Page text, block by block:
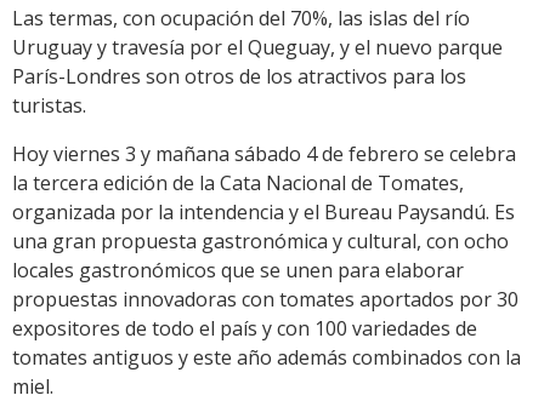
Link
Las termas, con ocupación del 70%, las islas del río
Uruguay y travesía por el Queguay, y el nuevo parque
París-Londres son otros de los atractivos para los
turistas.
Hoy viernes 3 y mañana sábado 4 de febrero se celebra
la tercera edición de la Cata Nacional de Tomates,
organizada por la intendencia y el Bureau Paysandú. Es
una gran propuesta gastronómica y cultural, con ocho
locales gastronómicos que se unen para elaborar
propuestas innovadoras con tomates aportados por 30
expositores de todo el país y con 100 variedades de
tomates antiguos y este año además combinados con la
miel.